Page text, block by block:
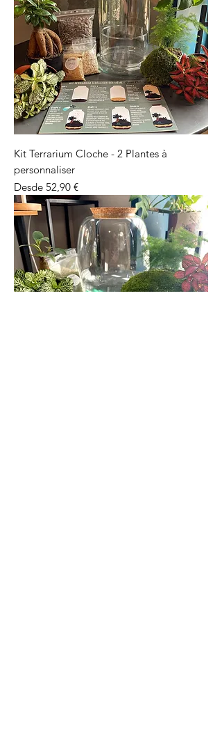
Kit Terrarium Cloche - 2 Plantes à
personnaliser
Desde 52,90 €
Precio de oferta